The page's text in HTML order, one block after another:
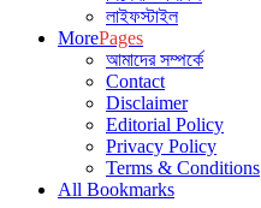
লাইফস্টাইল
MorePages
আমাদের সম্পর্কে
Contact
Disclaimer
Editorial Policy
Privacy Policy
Terms & Conditions
All Bookmarks